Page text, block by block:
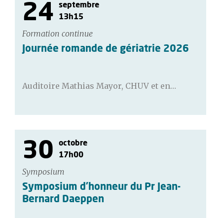
24
septembre
13h15
Formation continue
Journée romande de gériatrie 2026
Auditoire Mathias Mayor, CHUV et en…
30
octobre
17h00
Symposium
Symposium d'honneur du Pr Jean-
Bernard Daeppen